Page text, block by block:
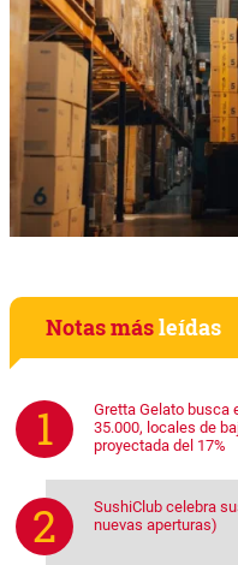
Notas másleídas
Gretta Gelato busca
35.000, locales de
proyectada del 17%
SushiClub celebra
nuevas aperturas)